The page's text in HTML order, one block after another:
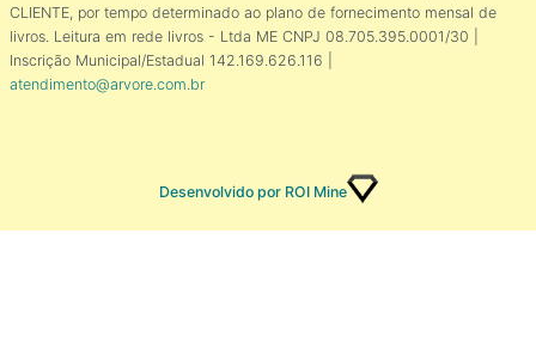
CLIENTE, por tempo determinado ao plano de fornecimento mensal de
livros. Leitura em rede livros - Ltda ME CNPJ 08.705.395.0001/30 |
Inscrição Municipal/Estadual 142.169.626.116 |
atendimento@arvore.com.br
Desenvolvido por ROI Mine